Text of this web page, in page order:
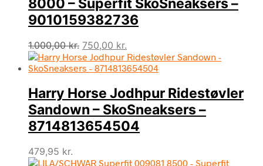
8000 – Superfit SkoSneaksers –
9010159382736
1.000,00kr. Den
oprindelige
pris
1.000,00 kr..
750,00 kr.
aktuelle
pris
750,00 kr..
Harry Horse Jodhpur Ridestøvler
Sandown – SkoSneaksers –
8714813654504
479,95 kr.